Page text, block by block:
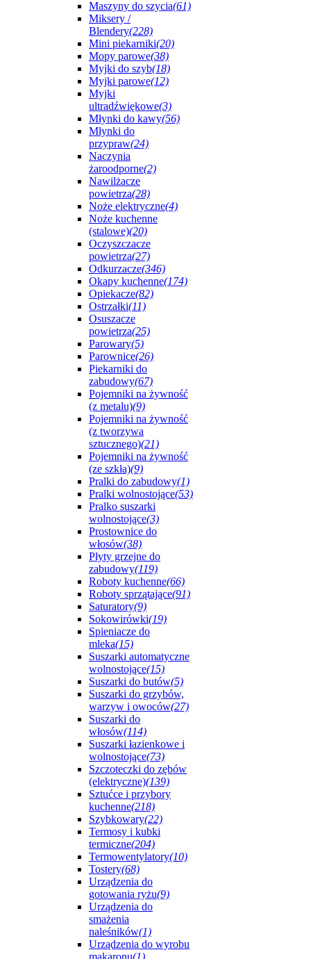
Maszyny do szycia(61)
Miksery /
Blendery(228)
Mini piekarniki(20)
Mopy parowe(38)
Myjki do szyb(18)
Myjki parowe(12)
Myjki
ultradźwiękowe(3)
Młynki do kawy(56)
Młynki do
przypraw(24)
Naczynia
żaroodporne(2)
Nawilżacze
powietrza(28)
Noże elektryczne(4)
Noże kuchenne
(stalowe)(20)
Oczyszczacze
powietrza(27)
Odkurzacze(346)
Okapy kuchenne(174)
Opiekacze(82)
Ostrzałki(11)
Osuszacze
powietrza(25)
Parowary(5)
Parownice(26)
Piekarniki do
zabudowy(67)
Pojemniki na żywność
(z metalu)(9)
Pojemniki na żywność
(z tworzywa
sztucznego)(21)
Pojemniki na żywność
(ze szkła)(9)
Pralki do zabudowy(1)
Pralki wolnostojące(53)
Pralko suszarki
wolnostojące(3)
Prostownice do
włosów(38)
Płyty grzejne do
zabudowy(119)
Roboty kuchenne(66)
Roboty sprzątające(91)
Saturatory(9)
Sokowirówki(19)
Spieniacze do
mleka(15)
Suszarki automatyczne
wolnostojące(15)
Suszarki do butów(5)
Suszarki do grzybów,
warzyw i owoców(27)
Suszarki do
włosów(114)
Suszarki łazienkowe i
wolnostojące(73)
Szczoteczki do zębów
(elektryczne)(139)
Sztućce i przybory
kuchenne(218)
Szybkowary(22)
Termosy i kubki
termiczne(204)
Termowentylatory(10)
Tostery(68)
Urządzenia do
gotowania ryżu(9)
Urządzenia do
smażenia
naleśników(1)
Urządzenia do wyrobu
makaronu(1)